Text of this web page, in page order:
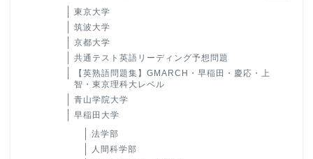
東京大学
筑波大学
京都大学
共通テスト英語リーディング予想問題
【英熟語問題集】GMARCH・早稲田・慶応・上
智・東京理科大レベル
青山学院大学
早稲田大学
法学部
人間科学部